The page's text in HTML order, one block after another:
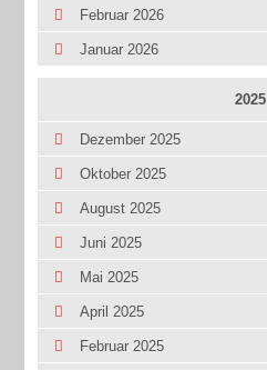
Februar 2026
Januar 2026
2025
Dezember 2025
Oktober 2025
August 2025
Juni 2025
Mai 2025
April 2025
Februar 2025